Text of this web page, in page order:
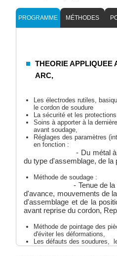
PROGRAMME MÉTHODES
THEORIE APPLIQUEE
ARC,
Les électrodes rutiles,
le cordon de soudure
La sécurité et les
Soins à apporter à la
avant soudage,
Réglages des paramètres
en fonction :
- Du métal à
du type d'assemblage, de la
Méthode de soudage :
- Tenue de la
d'avance, mouvements de
d'assemblage et de la
avant reprise du cordon,
Méthode de pointage des
d'éviter les déformations,
Les défauts des soudures,